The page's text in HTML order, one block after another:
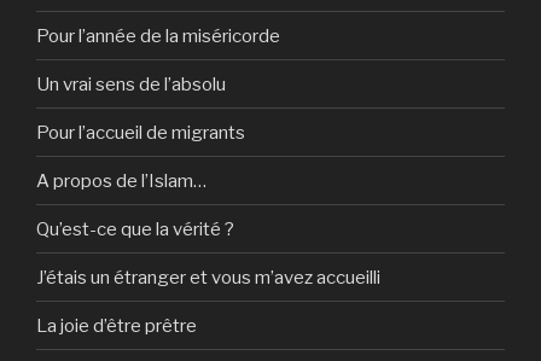
Pour l’année de la miséricorde
Un vrai sens de l’absolu
Pour l’accueil de migrants
A propos de l’Islam…
Qu’est-ce que la vérité ?
J’étais un étranger et vous m’avez accueilli
La joie d’être prêtre